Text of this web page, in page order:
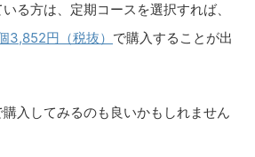
る方は、定期コースを選択すれば、
3,852円（税抜） で購入することが出
入してみるのも良いかもしれません